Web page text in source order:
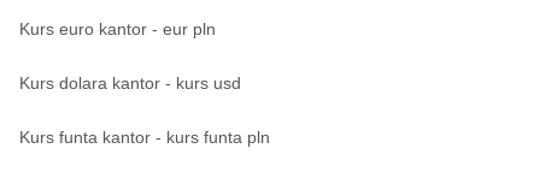
Kurs euro kantor - eur pln
Kurs dolara kantor - kurs usd
Kurs funta kantor - kurs funta pln